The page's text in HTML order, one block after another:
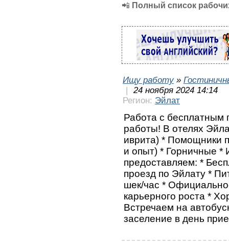
📲 Полный список
Ищу работу »
|
24 ноября 2024 14:14
Регион: Эйлат
Работа с бесплатным
работы! В отелях
иврита) * Помощники
и опыт) * Горничные *
предоставляем: *
проезд по Эйлату *
шек/час *
карьерного роста *
Встречаем на
заселение в день